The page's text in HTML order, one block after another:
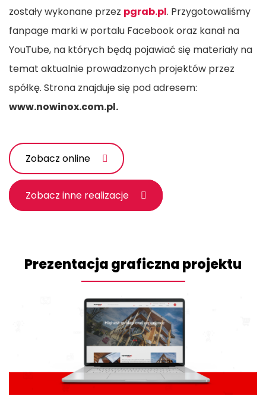
zostały wykonane przez pgrab.pl. Przygotowaliśmy
fanpage marki w portalu Facebook oraz kanał na
YouTube, na których będą pojawiać się materiały na
temat aktualnie prowadzonych projektów przez
spółkę. Strona znajduje się pod adresem:
www.nowinox.com.pl.
Zobacz online
Zobacz inne realizacje
Prezentacja graficzna projektu